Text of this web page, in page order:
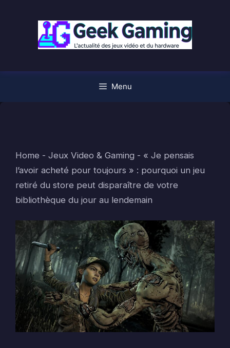
Menu
Home - Jeux Video & Gaming - « Je pensais
l’avoir acheté pour toujours » : pourquoi un jeu
retiré du store peut disparaître de votre
bibliothèque du jour au lendemain